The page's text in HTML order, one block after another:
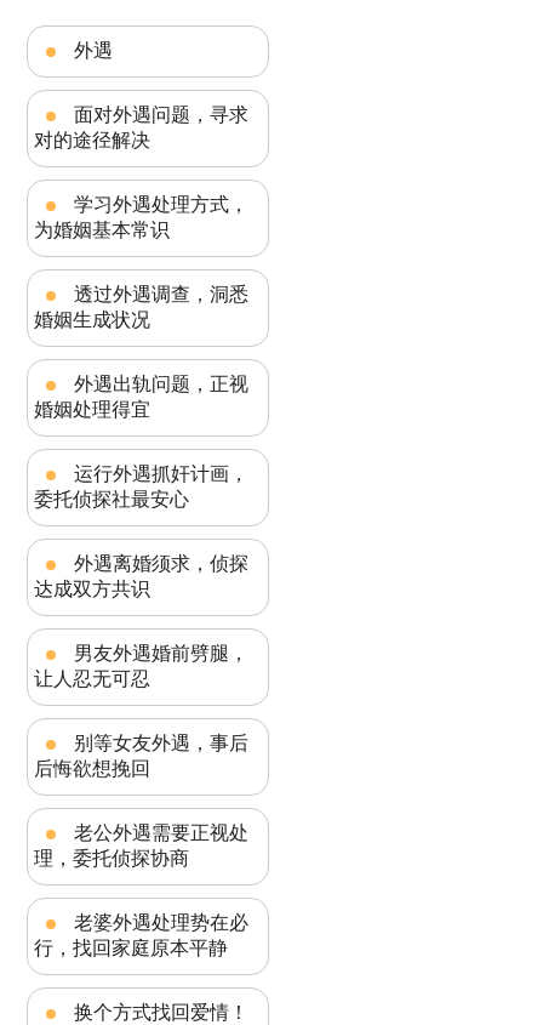
外遇
面对外遇问题，寻求
对的途径解决
学习外遇处理方式，
为婚姻基本常识
透过外遇调查，洞悉
婚姻生成状况
外遇出轨问题，正视
婚姻处理得宜
运行外遇抓奸计画，
委托侦探社最安心
外遇离婚须求，侦探
达成双方共识
男友外遇婚前劈腿，
让人忍无可忍
别等女友外遇，事后
后悔欲想挽回
老公外遇需要正视处
理，委托侦探协商
老婆外遇处理势在必
行，找回家庭原本平静
换个方式找回爱情！